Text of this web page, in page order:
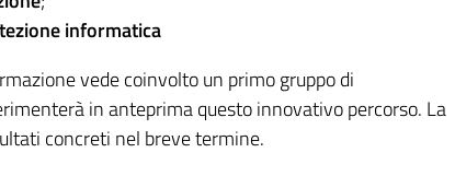
informatica
vede coinvolto un primo gruppo di
in anteprima questo innovativo percorso. La
concreti nel breve termine.